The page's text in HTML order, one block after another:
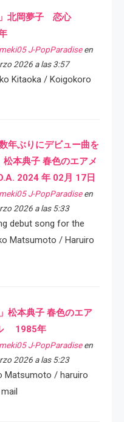
」北岡夢子 恋心
J-PopParadiseen
2026 a las 3:57
Kitaoka / Koigokoro
数年ぶりにデビュー曲を
松本典子 春色のエアメ
2024 年 02月 17日
J-PopParadiseen
2026 a las 5:33
debut song for the
Matsumoto / Haruiro
」松本典子 春色のエア
1985年
J-PopParadiseen
2026 a las 5:23
Matsumoto / haruiro